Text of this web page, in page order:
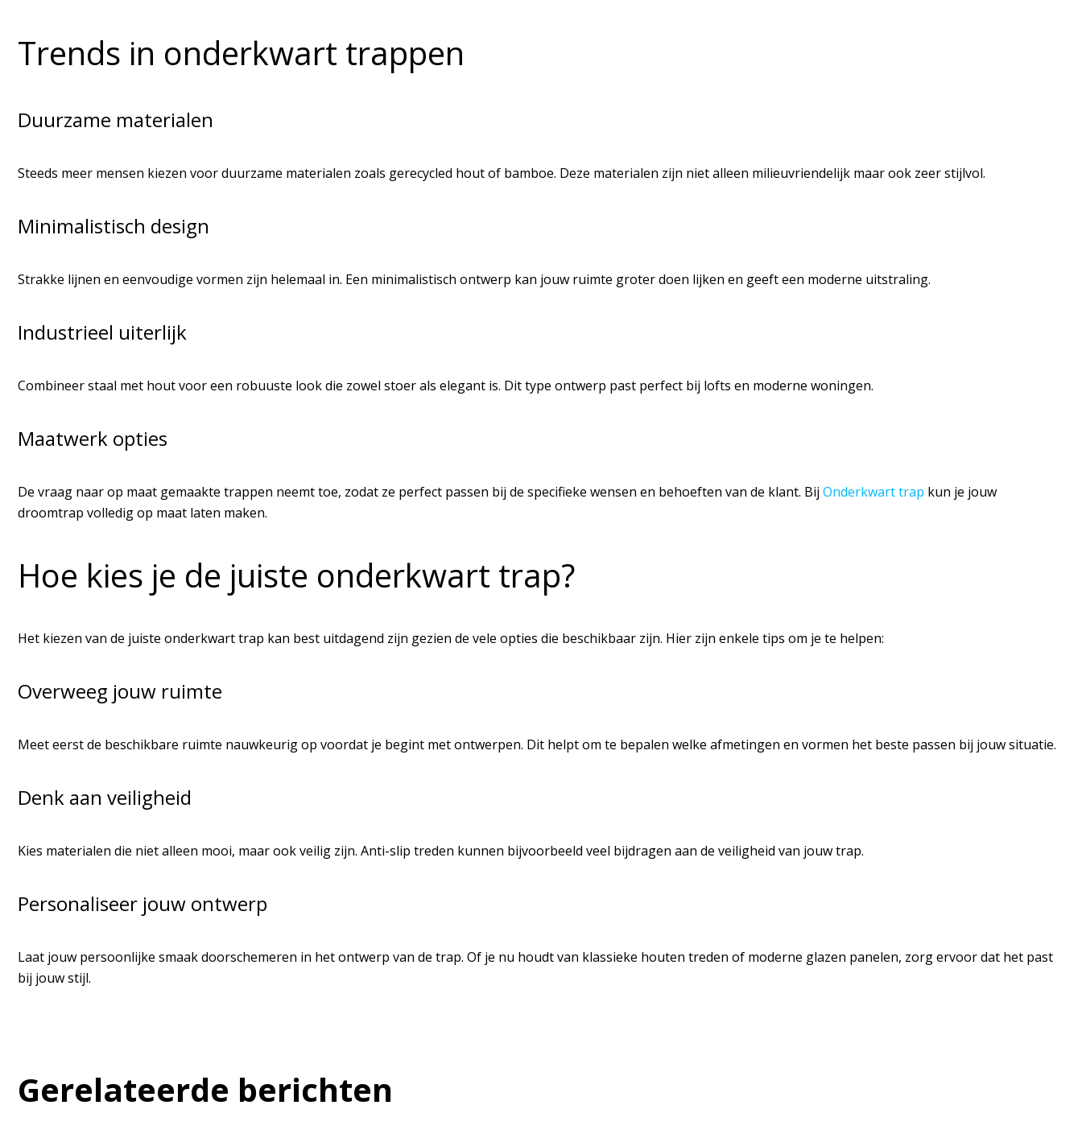
Trends in onderkwart trappen
Duurzame materialen
Steeds meer mensen kiezen voor duurzame materialen zoals gerecycled hout of bamboe. Deze materialen zijn niet alleen milieuvriendelijk maar ook zeer stijlvol.
Minimalistisch design
Strakke lijnen en eenvoudige vormen zijn helemaal in. Een minimalistisch ontwerp kan jouw ruimte groter doen lijken en geeft een moderne uitstraling.
Industrieel uiterlijk
Combineer staal met hout voor een robuuste look die zowel stoer als elegant is. Dit type ontwerp past perfect bij lofts en moderne woningen.
Maatwerk opties
De vraag naar op maat gemaakte trappen neemt toe, zodat ze perfect passen bij de specifieke wensen en behoeften van de klant. Bij Onderkwart trap kun je jouw
droomtrap volledig op maat laten maken.
Hoe kies je de juiste onderkwart trap?
Het kiezen van de juiste onderkwart trap kan best uitdagend zijn gezien de vele opties die beschikbaar zijn. Hier zijn enkele tips om je te helpen:
Overweeg jouw ruimte
Meet eerst de beschikbare ruimte nauwkeurig op voordat je begint met ontwerpen. Dit helpt om te bepalen welke afmetingen en vormen het beste passen bij jouw situatie.
Denk aan veiligheid
Kies materialen die niet alleen mooi, maar ook veilig zijn. Anti-slip treden kunnen bijvoorbeeld veel bijdragen aan de veiligheid van jouw trap.
Personaliseer jouw ontwerp
Laat jouw persoonlijke smaak doorschemeren in het ontwerp van de trap. Of je nu houdt van klassieke houten treden of moderne glazen panelen, zorg ervoor dat het past
bij jouw stijl.
Gerelateerde berichten